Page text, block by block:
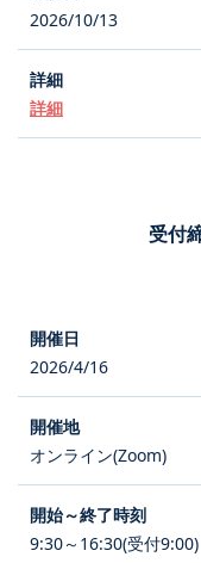
2026/10/13
詳細
受付
2026/4/16
オンライン(Zoom)
9:30～16:30(受付9:00)